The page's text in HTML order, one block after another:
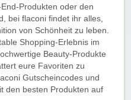
Produkten oder den
bei flaconi findet ihr alles,
von Schönheit zu leben.
Shopping-Erlebnis im
Beauty-Produkte
eure Favoriten zu
Gutscheincodes und
den besten Produkten auf